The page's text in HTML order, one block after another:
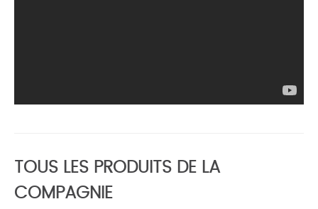
TOUS LES PRODUITS DE LA
COMPAGNIE